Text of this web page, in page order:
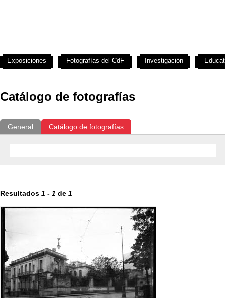
Catálogo de fotografías
General Catálogo de fotografías
Resultados 1 - 1 de 1
Exposiciones Fotografías del CdF Investigación